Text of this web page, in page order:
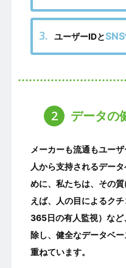
ユーザーIDと
2 データの
メーカーも流通もユー
人から支持されるデー
めに、私たちは、その
えば、人の目によるク
365日の有人監視）な
除し、健全なデータベ
重ねています。